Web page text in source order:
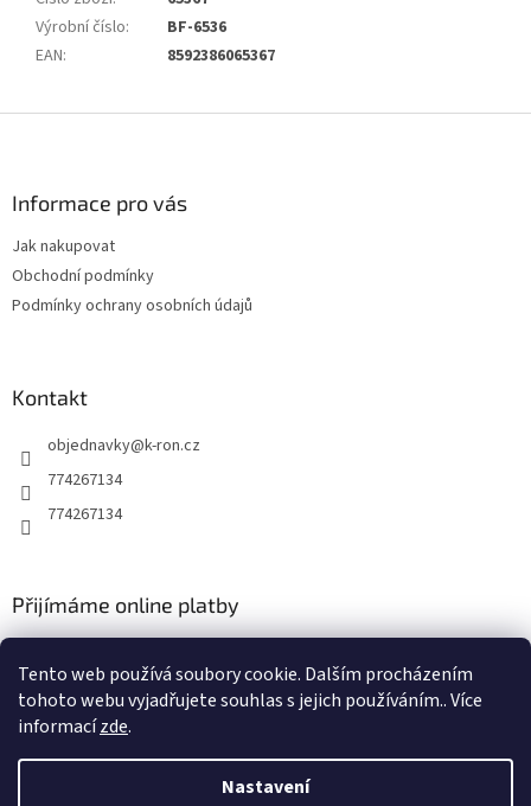
Tento web používá soubory cookie. Dalším procházením
tohoto webu vyjadřujete souhlas s jejich používáním.. Více
informacízde.
Nastavení
Výrobní číslo:
BF-6536
EAN: 8592386065367
Informace pro vás
Jak nakupovat
Obchodní podmínky
Podmínky ochrany osobních údajů
Kontakt
objednavky@k-ron.cz
774267134
774267134
Přijímáme online platby